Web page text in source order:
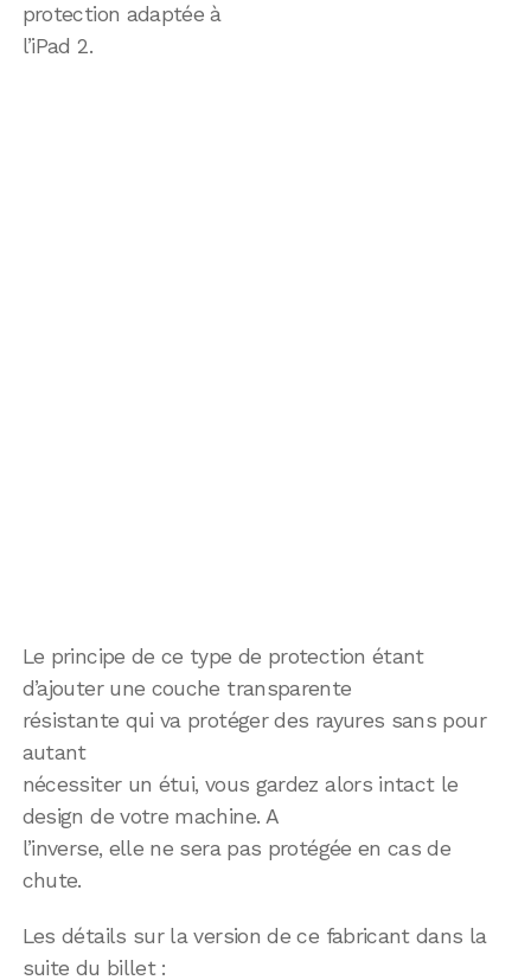
protection adaptée à
l’iPad 2.
Le principe de ce type de protection étant
d’ajouter une couche transparente
résistante qui va protéger des rayures sans pour
autant
nécessiter un étui, vous gardez alors intact le
design de votre machine. A
l’inverse, elle ne sera pas protégée en cas de
chute.
Les détails sur la version de ce fabricant dans la
suite du billet :